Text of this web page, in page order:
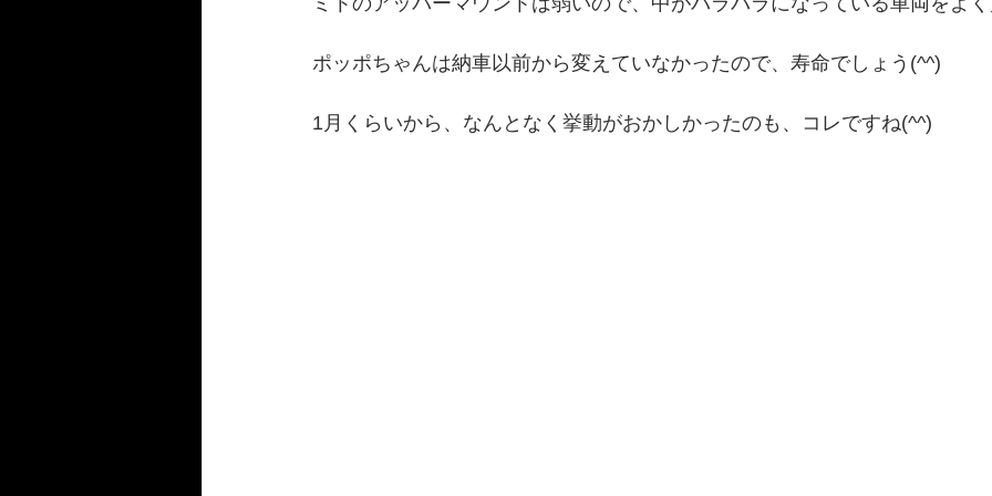
ポッポちゃんは納車以前から変えていなかったので、寿命でしょう(^^)
1月くらいから、なんとなく挙動がおかしかったのも、コレですね(^^)